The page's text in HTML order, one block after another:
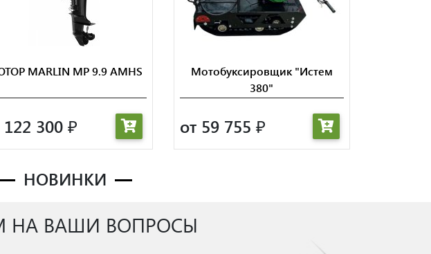
MARLIN MP 9.9 AMHS
122 300 ₽
Мотобуксировщик "Истем
380"
от 59 755 ₽
НОВИНКИ
НА ВАШИ ВОПРОСЫ